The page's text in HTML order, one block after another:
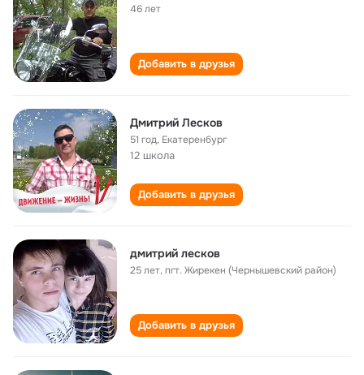
46 лет
Добавить в друзья
Дмитрий Лесков
51 год, Екатеренбург
12 школа
Добавить в друзья
дмитрий лесков
25 лет,пгт. Жирекен (Чернышевский район)
Добавить в друзья